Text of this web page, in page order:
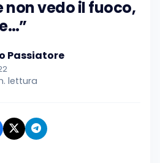
non vedo il fuoco,
Passiatore
lettura